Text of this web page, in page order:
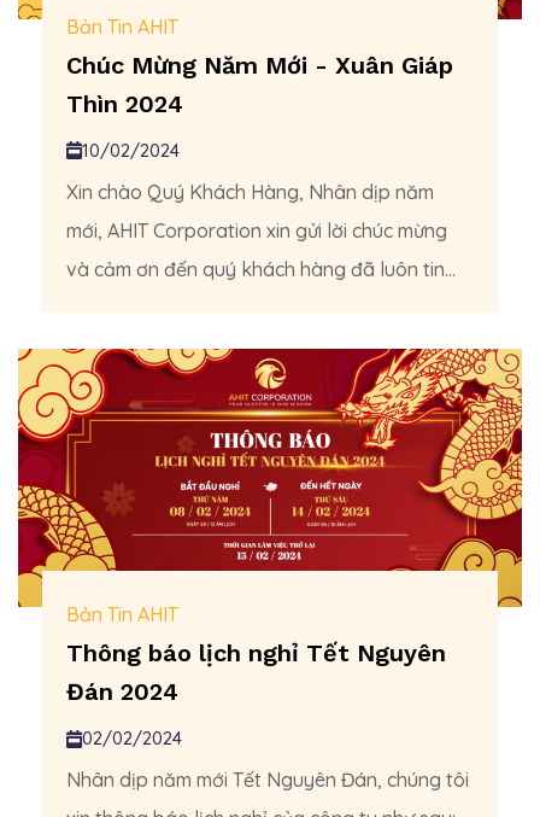
Bản Tin AHIT
Chúc Mừng Năm Mới - Xuân Giáp
Thìn 2024
10/02/2024
Xin chào Quý Khách Hàng, Nhân dịp năm
mới, AHIT Corporation xin gửi lời chúc mừng
và cảm ơn đến quý khách hàng đã luôn tin...
Bản Tin AHIT
Thông báo lịch nghỉ Tết Nguyên
Đán 2024
02/02/2024
Nhân dịp năm mới Tết Nguyên Đán, chúng tôi